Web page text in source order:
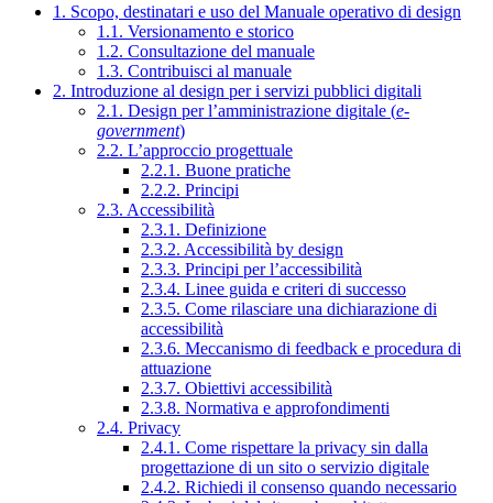
1. Scopo, destinatari e uso del Manuale operativo di design
1.1. Versionamento e storico
1.2. Consultazione del manuale
1.3. Contribuisci al manuale
2. Introduzione al design per i servizi pubblici digitali
2.1. Design per l’amministrazione digitale (e-
government)
2.2. L’approccio progettuale
2.2.1. Buone pratiche
2.2.2. Principi
2.3. Accessibilità
2.3.1. Definizione
2.3.2. Accessibilità by design
2.3.3. Principi per l’accessibilità
2.3.4. Linee guida e criteri di successo
2.3.5. Come rilasciare una dichiarazione di
accessibilità
2.3.6. Meccanismo di feedback e procedura di
attuazione
2.3.7. Obiettivi accessibilità
2.3.8. Normativa e approfondimenti
2.4. Privacy
2.4.1. Come rispettare la privacy sin dalla
progettazione di un sito o servizio digitale
2.4.2. Richiedi il consenso quando necessario